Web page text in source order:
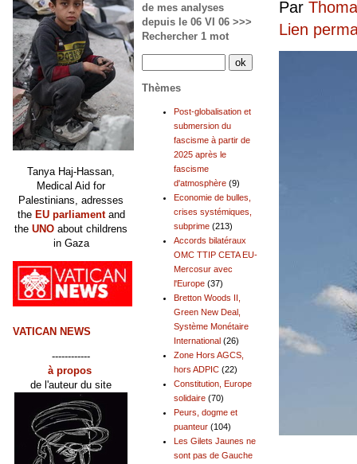
Par
Lien
de mes analyses
depuis le 06 VI 06 >>>
Rechercher 1 mot
Thèmes
Post-globalisation et
submersion du
fascisme à partir de
2025 après le
fascisme
d'atmosphère (9)
Economie de bulles,
crises systémiques,
subprime (213)
Accords bilatéraux
OMC TTIP CETA EU-
Mercosur avec
l'Europe (37)
Bretton Woods II,
Green New Deal,
Système Monétaire
International (26)
Zone Hors AGCS,
hors ADPIC (22)
Constitution, Europe
solidaire (70)
Peurs, dogme et
puanteur (104)
Les Gilets Jaunes ne
sont pas de Gauche
Tanya Haj-Hassan,
Medical Aid for
Palestinians, adresses
the EU parliamentand
the UNO about childrens
in Gaza
VATICAN NEWS
------------
à propos
de l'auteur du site